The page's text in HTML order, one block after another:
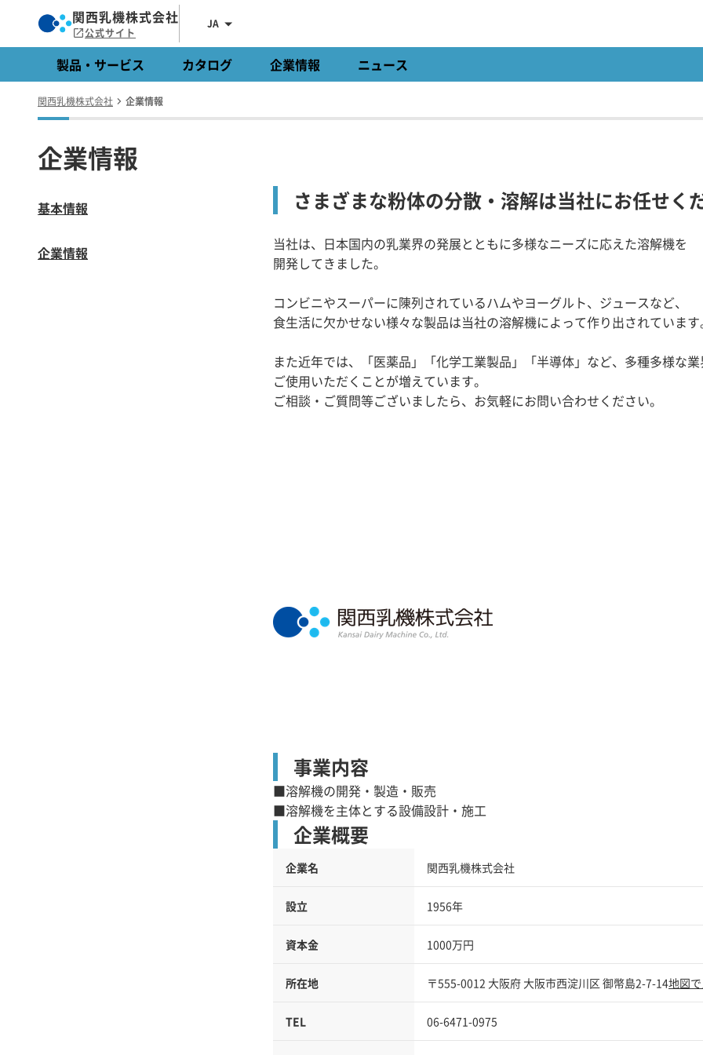
関西乳機株式会社
公式サイト
JA
製品・サービス カタログ 企業情報 ニュース
関西乳機株式会社 企業情報
企業情報
基本情報
企業情報
さまざまな粉体の分散・溶解は当社にお任せく
当社は、日本国内の乳業界の発展とともに多様なニーズに応えた溶解機を
開発してきました。
コンビニやスーパーに陳列されているハムやヨーグルト、ジュースなど、
食生活に欠かせない様々な製品は当社の溶解機によって作り出されていま
また近年では、「医薬品」「化学工業製品」「半導体」など、多種多様な
ご使用いただくことが増えています。
ご相談・ご質問等ございましたら、お気軽にお問い合わせください。
事業内容
■溶解機の開発・製造・販売
■溶解機を主体とする設備設計・施工
企業概要
企業名 関西乳機株式会社
設立 1956年
資本金 1000万円
所在地 〒555-0012 大阪府 大阪市西淀川区 御幣島2-7-14地図
TEL 06-6471-0975